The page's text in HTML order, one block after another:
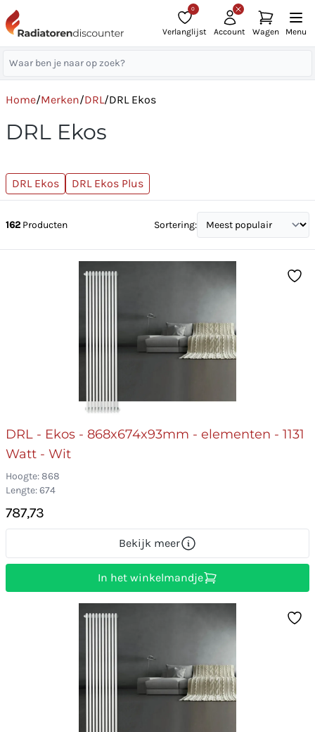
0
Verlanglijst Account Wagen Menu
Home/Merken/DRL/DRL Ekos
DRL Ekos
DRL Ekos DRL Ekos Plus
162 Producten Sortering:
DRL - Ekos - 868x674x93mm - elementen - 1131
Watt - Wit
Hoogte: 868
Lengte: 674
787,73
Bekijk meer
In het winkelmandje